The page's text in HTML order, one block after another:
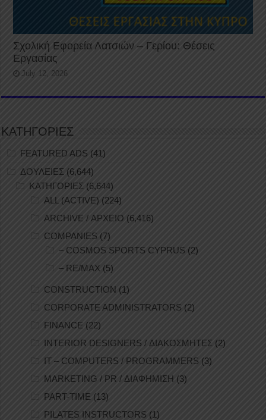
Σχολική Εφορεία Λατσιών – Γερίου: Θέσεις
Εργασίας
July 12, 2026
ΚΑΤΗΓΟΡΙΕΣ
FEATURED ADS (41)
ΔΟΥΛΕΙΕΣ (6,644)
ΚΑΤΗΓΟΡΙΕΣ (6,644)
ALL (ACTIVE) (224)
ARCHIVE / ΑΡΧΕΙΟ (6,416)
COMPANIES (7)
– COSMOS SPORTS CYPRUS (2)
– RE/MAX (5)
CONSTRUCTION (1)
CORPORATE ADMINISTRATORS (2)
FINANCE (22)
INTERIOR DESIGNERS / ΔΙΑΚΟΣΜΗΤΕΣ (2)
IT – COMPUTERS / PROGRAMMERS (3)
MARKETING / PR / ΔΙΑΦΗΜΙΣΗ (3)
PART-TIME (13)
PILATES INSTRUCTORS (1)